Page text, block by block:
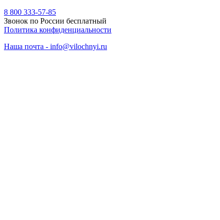
8 800 333-57-85
Звонок по России бесплатный
Политика конфиденциальности
Наша почта - info@vilochnyi.ru